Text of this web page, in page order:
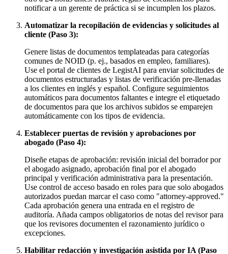
notificar a un gerente de práctica si se incumplen los plazos.
Automatizar la recopilación de evidencias y solicitudes al
cliente (Paso 3):
Genere listas de documentos templateadas para categorías
comunes de NOID (p. ej., basados en empleo, familiares).
Use el portal de clientes de LegistAI para enviar solicitudes de
documentos estructuradas y listas de verificación pre-llenadas
a los clientes en inglés y español. Configure seguimientos
automáticos para documentos faltantes e integre el etiquetado
de documentos para que los archivos subidos se emparejen
automáticamente con los tipos de evidencia.
Establecer puertas de revisión y aprobaciones por
abogado (Paso 4):
Diseñe etapas de aprobación: revisión inicial del borrador por
el abogado asignado, aprobación final por el abogado
principal y verificación administrativa para la presentación.
Use control de acceso basado en roles para que solo abogados
autorizados puedan marcar el caso como "attorney-approved."
Cada aprobación genera una entrada en el registro de
auditoría. Añada campos obligatorios de notas del revisor para
que los revisores documenten el razonamiento jurídico o
excepciones.
Habilitar redacción y investigación asistida por IA (Paso